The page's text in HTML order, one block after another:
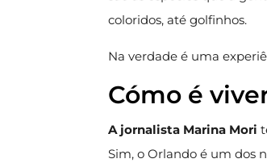
coloridos, até golfinhos.
Na verdade é uma
Cómo é
A jornalista Marina Mori
Sim, o Orlando é um dos